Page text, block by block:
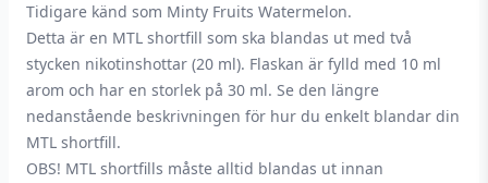
Tidigare känd som Minty Fruits Watermelon.
Detta är en MTL shortfill som ska blandas ut med två
stycken nikotinshottar (20 ml). Flaskan är fylld med 10 ml
arom och har en storlek på 30 ml. Se den längre
nedanstående beskrivningen för hur du enkelt blandar din
MTL shortfill.
OBS! MTL shortfills måste alltid blandas ut innan